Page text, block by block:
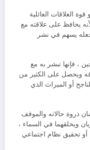
العلاقات العائلية
يحافظ على علاقته مع
يسهم في نشر
، فإنها تبشر به مع
ويحصل على الكثير من
أو الميراث الذي
ذروة حالاته والموقف
ويحلقهما في السماء ،
تحقيق نظام اجتماعي